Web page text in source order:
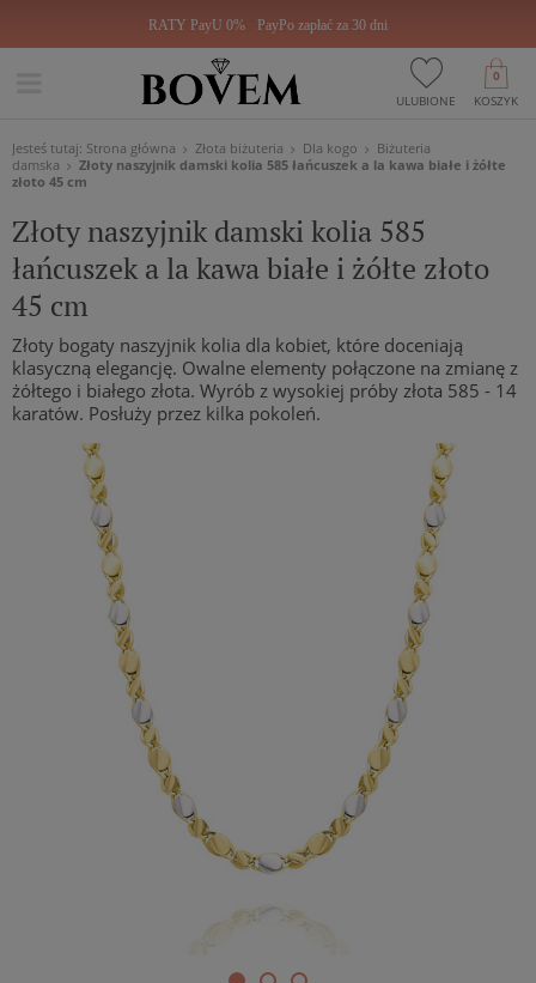
RATY PayU 0% PayPo zapłać za 30 dni
ULUBIONE KOSZYK
0
Jesteś tutaj: Strona główna Złota biżuteria Dla kogo
Biżuteria
damska
Złoty naszyjnik damski kolia 585 łańcuszek a la kawa białe i żółte
złoto 45 cm
Złoty naszyjnik damski kolia 585
łańcuszek a la kawa białe i żółte złoto
45 cm
Złoty bogaty naszyjnik kolia dla kobiet, które doceniają
klasyczną elegancję. Owalne elementy połączone na zmianę z
żółtego i białego złota. Wyrób z wysokiej próby złota 585 - 14
karatów. Posłuży przez kilka pokoleń.